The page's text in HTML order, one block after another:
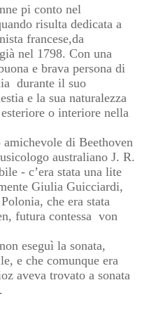
pi conto nel
risulta dedicata a
francese,da
nel 1798. Con una
e brava persona di
durante il suo
e la sua naturalezza
o interiore nella
di Beethoven
australiano J. R.
- c’era stata una lite
Giulia Guicciardi,
che era stata
futura contessa von
eseguì la sonata,
e che comunque era
aveva trovato a sonata